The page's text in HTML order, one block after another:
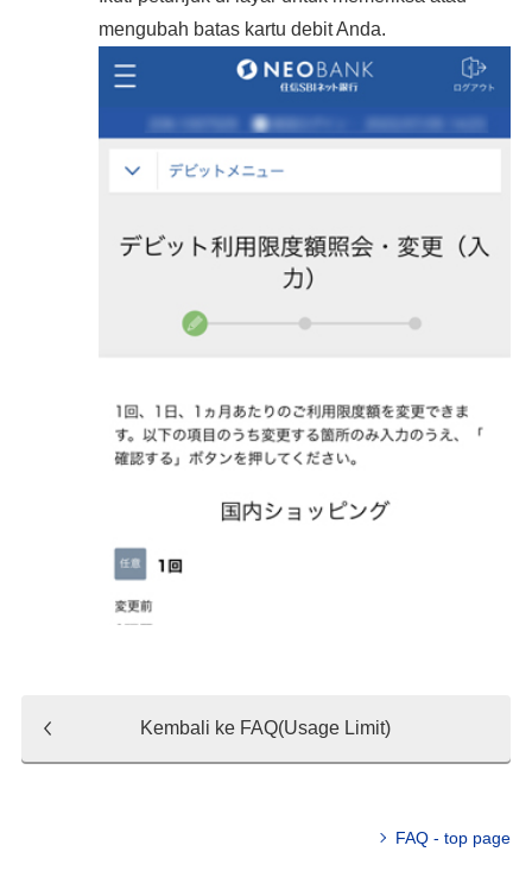
mengubah batas kartu debit Anda.
Kembali ke FAQ(Usage Limit)
FAQ - top page